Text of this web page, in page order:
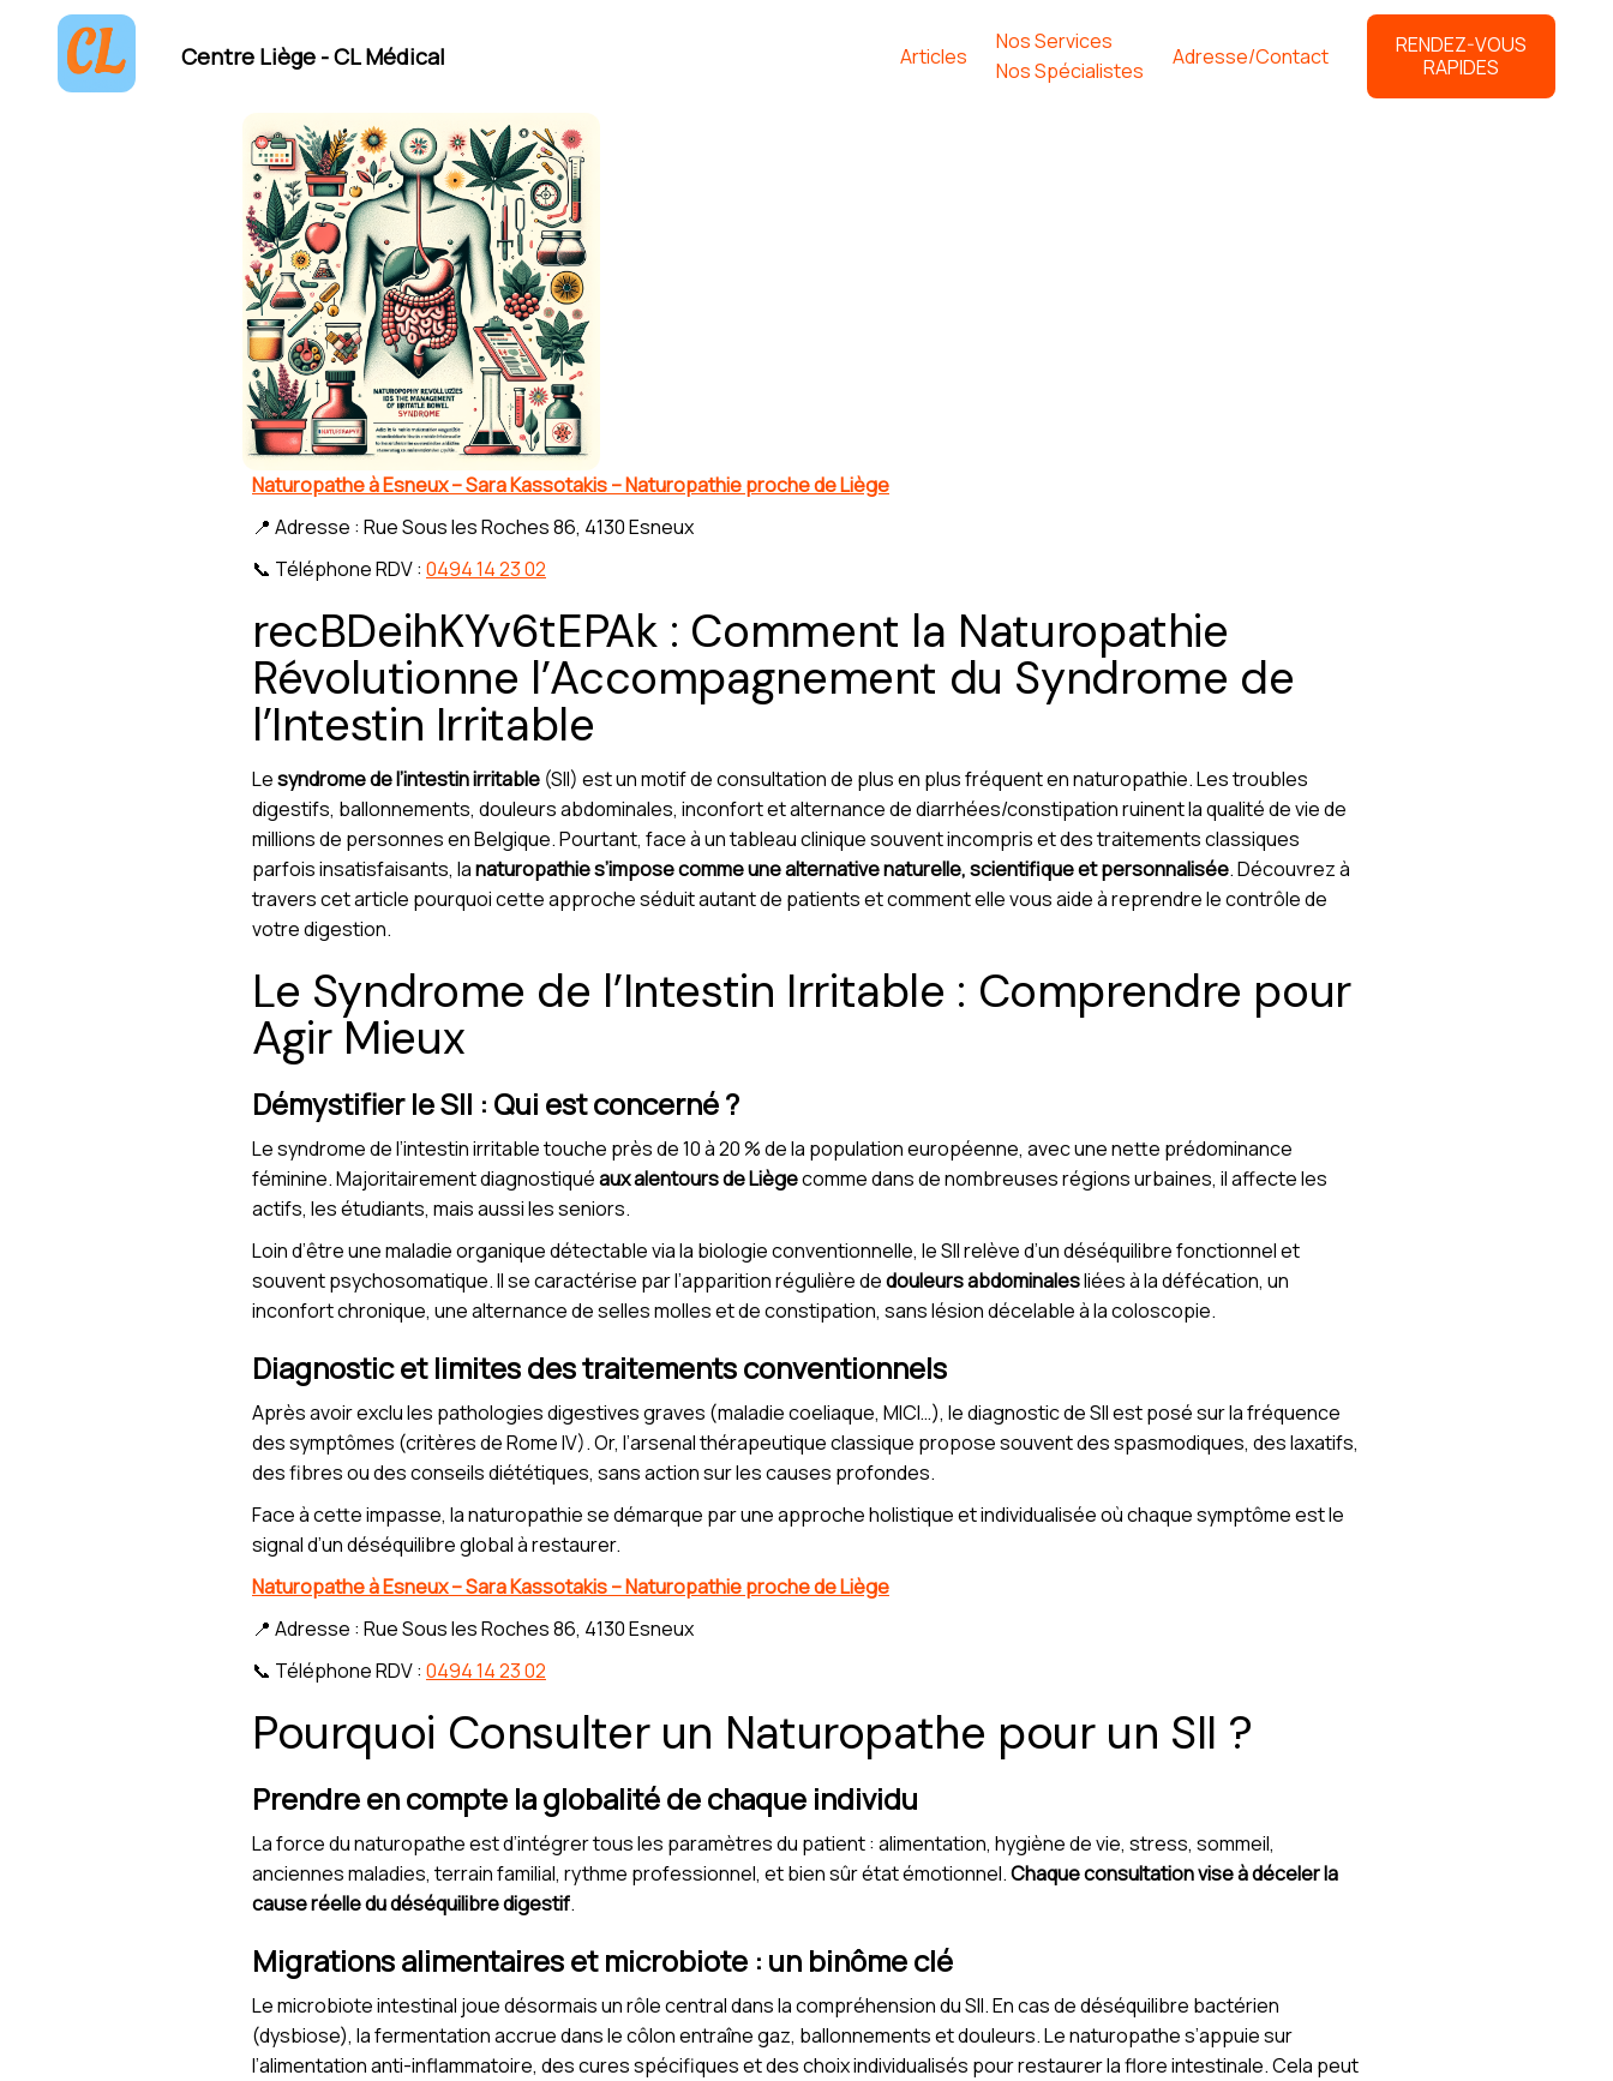
Centre Liège - CL Médical Articles
Nos Services
Nos Spécialistes
Adresse/Contact
RENDEZ-VOUS
RAPIDES
Naturopathe à Esneux – Sara Kassotakis – Naturopathie proche de Liège
📍 Adresse : Rue Sous les Roches 86, 4130 Esneux
📞 Téléphone RDV : 0494 14 23 02
recBDeihKYv6tEPAk : Comment la Naturopathie
Révolutionne l’Accompagnement du Syndrome de
l’Intestin Irritable
Lesyndrome de l’intestin irritable (SII) est un motif de consultation de plus en plus fréquent en naturopathie. Les troubles
digestifs, ballonnements, douleurs abdominales, inconfort et alternance de diarrhées/constipation ruinent la qualité de vie de
millions de personnes en Belgique. Pourtant, face à un tableau clinique souvent incompris et des traitements classiques
parfois insatisfaisants, lanaturopathie s’impose comme une alternative naturelle, scientifique et personnalisée. Découvrez à
travers cet article pourquoi cette approche séduit autant de patients et comment elle vous aide à reprendre le contrôle de
votre digestion.
Le Syndrome de l’Intestin Irritable : Comprendre pour
Agir Mieux
Démystifier le SII : Qui est concerné ?
Le syndrome de l’intestin irritable touche près de 10 à 20 % de la population européenne, avec une nette prédominance
féminine. Majoritairement diagnostiquéaux alentours de Liègecomme dans de nombreuses régions urbaines, il affecte les
actifs, les étudiants, mais aussi les seniors.
Loin d’être une maladie organique détectable via la biologie conventionnelle, le SII relève d’un déséquilibre fonctionnel et
souvent psychosomatique. Il se caractérise par l’apparition régulière dedouleurs abdominalesliées à la défécation, un
inconfort chronique, une alternance de selles molles et de constipation, sans lésion décelable à la coloscopie.
Diagnostic et limites des traitements conventionnels
Après avoir exclu les pathologies digestives graves (maladie coeliaque, MICI…), le diagnostic de SII est posé sur la fréquence
des symptômes (critères de Rome IV). Or, l’arsenal thérapeutique classique propose souvent des spasmodiques, des laxatifs,
des fibres ou des conseils diététiques, sans action sur les causes profondes.
Face à cette impasse, la naturopathie se démarque par une approche holistique et individualisée où chaque symptôme est le
signal d’un déséquilibre global à restaurer.
Naturopathe à Esneux – Sara Kassotakis – Naturopathie proche de Liège
📍 Adresse : Rue Sous les Roches 86, 4130 Esneux
📞 Téléphone RDV : 0494 14 23 02
Pourquoi Consulter un Naturopathe pour un SII ?
Prendre en compte la globalité de chaque individu
La force du naturopathe est d’intégrer tous les paramètres du patient : alimentation, hygiène de vie, stress, sommeil,
anciennes maladies, terrain familial, rythme professionnel, et bien sûr état émotionnel.Chaque consultation vise à déceler la
cause réelle du déséquilibre digestif.
Migrations alimentaires et microbiote : un binôme clé
Le microbiote intestinal joue désormais un rôle central dans la compréhension du SII. En cas de déséquilibre bactérien
(dysbiose), la fermentation accrue dans le côlon entraîne gaz, ballonnements et douleurs. Le naturopathe s’appuie sur
l’alimentation anti-inflammatoire, des cures spécifiques et des choix individualisés pour restaurer la flore intestinale. Cela peut